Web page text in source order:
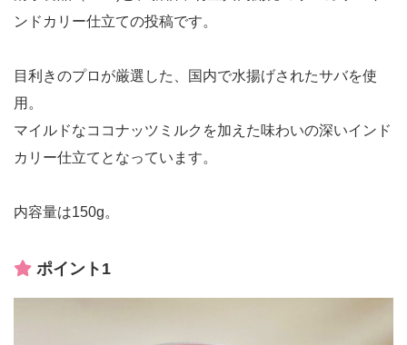
ンドカリー仕立ての投稿です。
目利きのプロが厳選した、国内で水揚げされたサバを使
用。
マイルドなココナッツミルクを加えた味わいの深いインド
カリー仕立てとなっています。
内容量は150g。
ポイント1